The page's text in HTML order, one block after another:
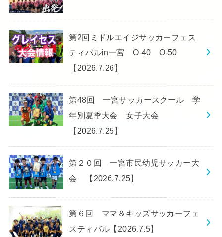
第2回ミドルエイジサッカーフェス
ティバルin一宮 O-40 O-50
【2026.7.26】
第48回 一宮サッカースクール 学
年別夏季大会 女子大会
【2026.7.25】
第２０回 一宮市民幼児サッカー大
会 【2026.7.25】
第６回 ママ＆キッズサッカーフェ
スティバル【2026.7.5】